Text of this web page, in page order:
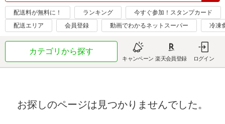
配送料が無料に！ ランキング
今すぐ参加！スタンプカード
配送エリア
会員登録 動画でわかるネットスーパー 冷凍
カテゴリから探す
キャンペーン 楽天会員登録 ログイン
お探しのページは見つかりませんでした。